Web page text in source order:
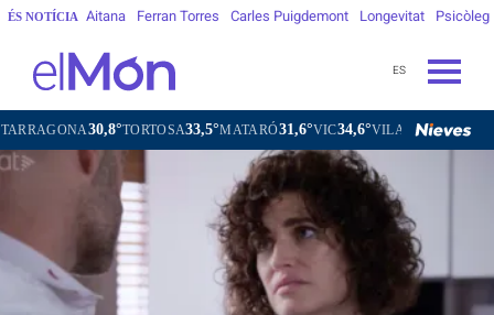
ÉS NOTÍCIA Aitana Ferran Torres Carles Puigdemont Longevitat Psicòleg
ES
TORTOSA33,5°MATARÓ31,6°VIC34,6°VILAFRANCA DEL PENEDÈS